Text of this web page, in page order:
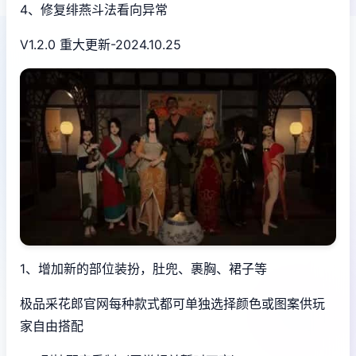
4、修复绯燕斗法看向异常
V1.2.0 重大更新-2024.10.25
1、增加新的部位装扮，肚兜、裹胸、裙子等
极品采花郎官网每种款式都可单独选择颜色或图案供玩
家自由搭配